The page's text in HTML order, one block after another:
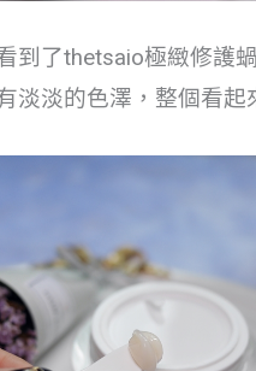
到了thetsaio極緻修護
淡淡的色澤，整個看起